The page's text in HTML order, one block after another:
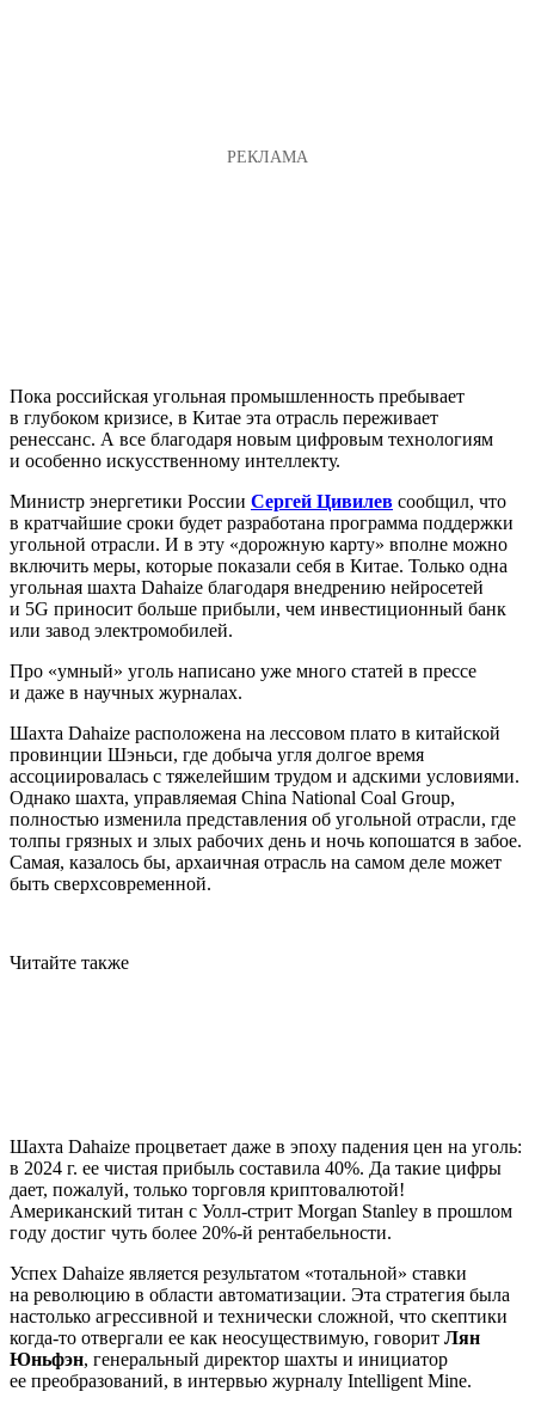
Пока российская угольная промышленность пребывает
в глубоком кризисе, в Китае эта отрасль переживает
ренессанс. А все благодаря новым цифровым технологиям
и особенно искусственному интеллекту.
Министр энергетики России Сергей Цивилев сообщил, что
в кратчайшие сроки будет разработана программа поддержки
угольной отрасли. И в эту «дорожную карту» вполне можно
включить меры, которые показали себя в Китае. Только одна
угольная шахта Dahaize благодаря внедрению нейросетей
и 5G приносит больше прибыли, чем инвестиционный банк
или завод электромобилей.
Про «умный» уголь написано уже много статей в прессе
и даже в научных журналах.
Шахта Dahaize расположена на лессовом плато в китайской
провинции Шэньси, где добыча угля долгое время
ассоциировалась с тяжелейшим трудом и адскими условиями.
Однако шахта, управляемая China National Coal Group,
полностью изменила представления об угольной отрасли, где
толпы грязных и злых рабочих день и ночь копошатся в забое.
Самая, казалось бы, архаичная отрасль на самом деле может
быть сверхсовременной.
Читайте также
Шахта Dahaize процветает даже в эпоху падения цен на уголь:
в 2024 г. ее чистая прибыль составила 40%. Да такие цифры
дает, пожалуй, только торговля криптовалютой!
Американский титан с Уолл-стрит Morgan Stanley в прошлом
году достиг чуть более 20%-й рентабельности.
Успех Dahaize является результатом «тотальной» ставки
на революцию в области автоматизации. Эта стратегия была
настолько агрессивной и технически сложной, что скептики
когда-то отвергали ее как неосуществимую, говорит Лян
Юньфэн, генеральный директор шахты и инициатор
ее преобразований, в интервью журналу Intelligent Mine.